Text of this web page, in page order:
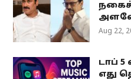
Aug 22,
டாப் 5
எது